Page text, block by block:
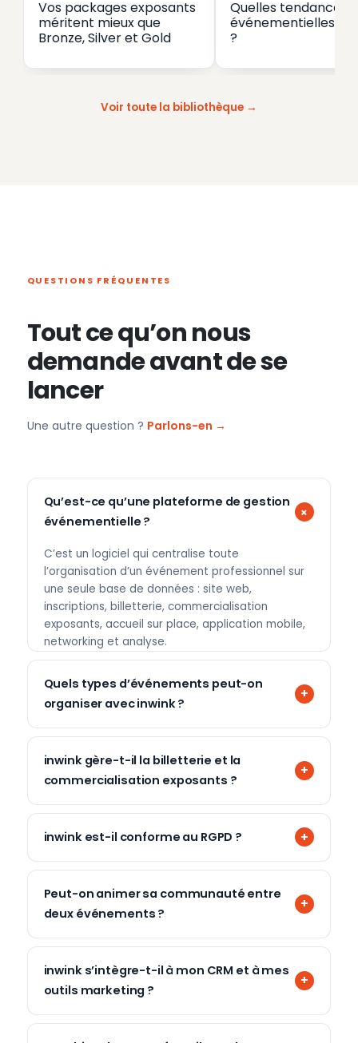
Vos packages exposants
méritent mieux que
Bronze, Silver et Gold
Quelles tendances
événementielles en
?
Voir toute la bibliothèque
QUESTIONS FRÉQUENTES
Tout ce qu’on nous
demande avant de se
lancer
Une autre question ? Parlons-en →
Qu’est-ce qu’une plateforme de gestion
événementielle ?
C’est un logiciel qui centralise toute
l’organisation d’un événement professionnel sur
une seule base de données : site web,
inscriptions, billetterie, commercialisation
exposants, accueil sur place, application mobile,
networking et analyse.
Quels types d’événements peut-on
organiser avec inwink ?
inwink gère-t-il la billetterie et la
commercialisation exposants ?
inwink est-il conforme au RGPD ?
Peut-on animer sa communauté entre
deux événements ?
inwink s’intègre-t-il à mon CRM et à mes
outils marketing ?